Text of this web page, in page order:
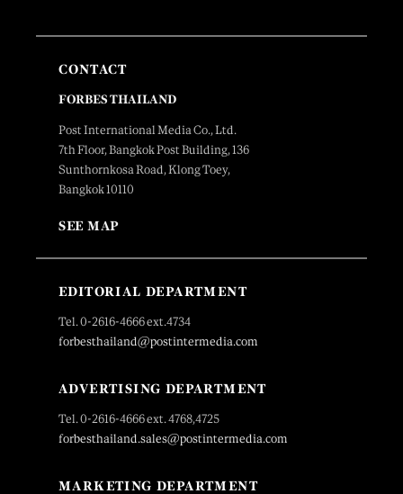
CONTACT
FORBES THAILAND
Post International Media Co., Ltd.
7th Floor, Bangkok Post Building, 136
Sunthornkosa Road, Klong Toey,
Bangkok 10110
SEE MAP
EDITORIAL DEPARTMENT
Tel. 0-2616-4666 ext.4734
forbesthailand@postintermedia.com
ADVERTISING DEPARTMENT
Tel. 0-2616-4666 ext. 4768,4725
forbesthailand.sales@postintermedia.com
MARKETING DEPARTMENT